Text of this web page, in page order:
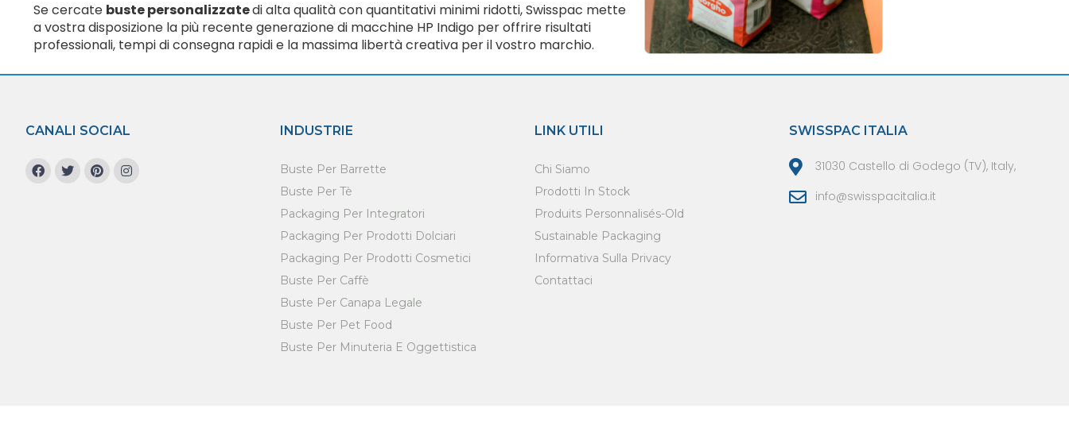
Se cercate buste personalizzatedi alta qualità con quantitativi minimi ridotti, Swisspac mette
a vostra disposizione la più recente generazione di macchine HP Indigo per offrire risultati
professionali, tempi di consegna rapidi e la massima libertà creativa per il vostro marchio.
CANALI SOCIAL INDUSTRIE
Buste Per Barrette
Buste Per Tè
Packaging Per Integratori
Packaging Per Prodotti Dolciari
Packaging Per Prodotti Cosmetici
Buste Per Caffè
Buste Per Canapa Legale
Buste Per Pet Food
Buste Per Minuteria E Oggettistica
LINK UTILI
Chi Siamo
Prodotti In Stock
Produits Personnalisés-Old
Sustainable Packaging
Informativa Sulla Privacy
Contattaci
SWISSPAC ITALIA
31030 Castello di Godego (TV), Italy,
info@swisspacitalia.it